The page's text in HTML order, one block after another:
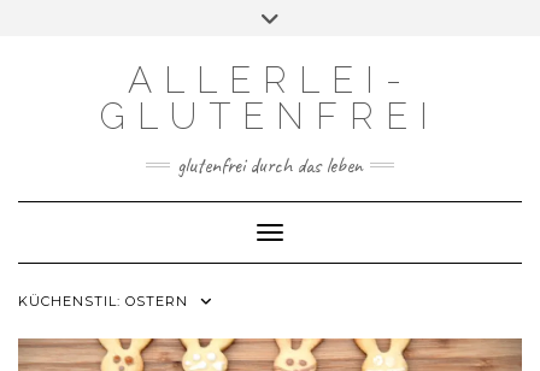
ALLERLEI-
GLUTENFREI
glutenfrei durch das leben
Toggle Navigation
KÜCHENSTIL: OSTERN